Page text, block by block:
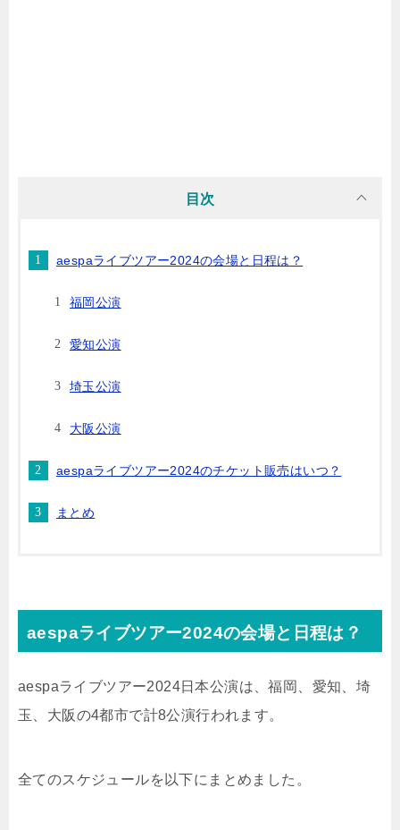
目次
aespaライブツアー2024の会場と日程は？
福岡公演
愛知公演
埼玉公演
大阪公演
aespaライブツアー2024のチケット販売はいつ？
まとめ
aespaライブツアー2024の会場と日程は？
aespaライブツアー2024日本公演は、福岡、愛知、埼
玉、大阪の4都市で計8公演行われます。
全てのスケジュールを以下にまとめました。